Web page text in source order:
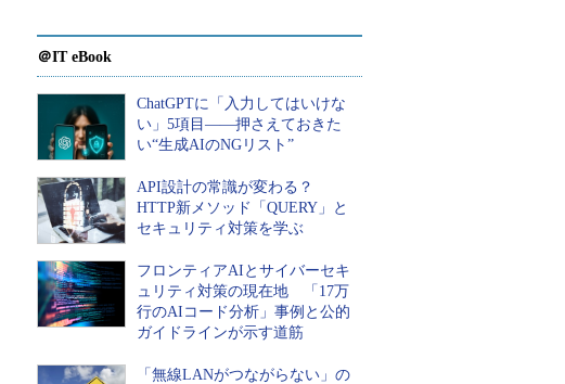
＠IT eBook
ChatGPTに「入力してはいけな
い」5項目――押さえておきた
い“生成AIのNGリスト”
API設計の常識が変わる？
HTTP新メソッド「QUERY」と
セキュリティ対策を学ぶ
フロンティアAIとサイバーセキ
ュリティ対策の現在地 「17万
行のAIコード分析」事例と公的
ガイドラインが示す道筋
「無線LANがつながらない」の